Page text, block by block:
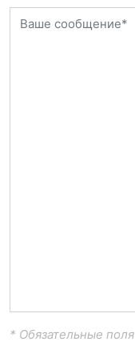
* Обязательные поля